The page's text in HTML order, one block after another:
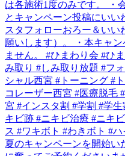
夏のキャンペーンを開始い